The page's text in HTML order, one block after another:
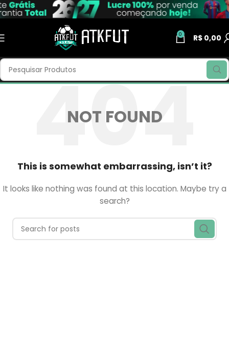
0 R$ 0,00
NOT FOUND
This is somewhat embarrassing, isn’t it?
It looks like nothing was found at this location. Maybe try a
search?